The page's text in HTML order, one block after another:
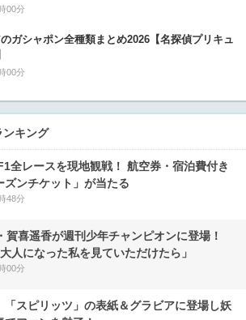
00分
ガシャポン全種類まとめ2026【名探偵プリキュ
00分
ンキング
全レースを現地観戦！ 航空券・宿泊費付き
ズンチケット」が当たる
48分
賀喜遥香が週刊少年チャンピオンに登場！
大人になった私を見ていただけたら」
00分
「スピリッツ」の表紙＆グラビアに登場し妖